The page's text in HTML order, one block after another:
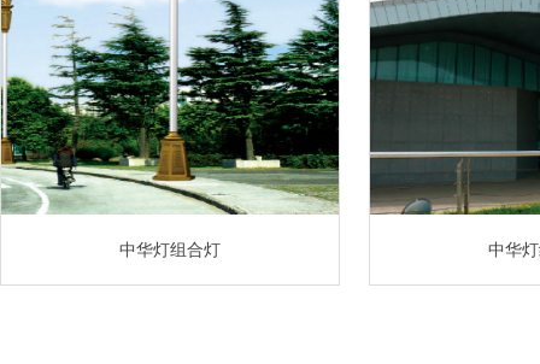
中华灯组合灯 中华